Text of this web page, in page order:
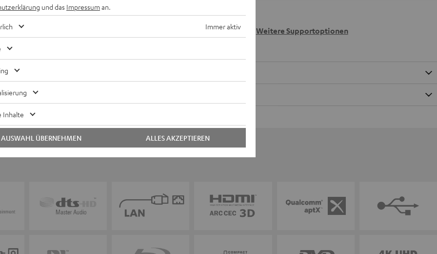
beraten dich auch persönlich am Telefon.
Weitere Supportoptionen
und das Impressum an.
Immer aktiv
Inhalte
ALLES AKZEPTIEREN
AUSWAHL ÜBERNEHMEN